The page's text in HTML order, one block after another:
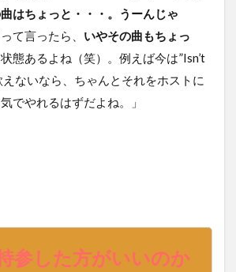
はちょっと・・・。うーんじゃ
って言ったら、 いやその曲もちょっ
態あるよね（笑）。例えば今は”Isn’t
えないなら、ちゃんとそれをホストに
でやれるはずだよね。」
参した方がいいのか